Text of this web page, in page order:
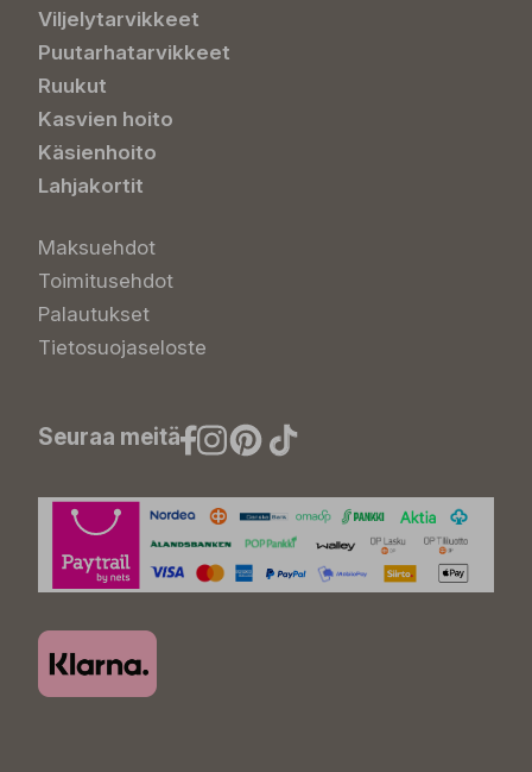
Viljelytarvikkeet
Puutarhatarvikkeet
Ruukut
Kasvien hoito
Käsienhoito
Lahjakortit
Maksuehdot
Toimitusehdot
Palautukset
Tietosuojaseloste
Seuraa meitä